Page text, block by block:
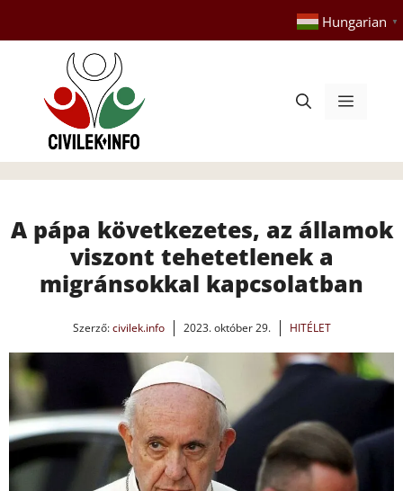
tartalomba
Hungarian ▼
Menü
A pápa következetes, az államok
viszont tehetetlenek a
migránsokkal kapcsolatban
Szerző:civilek.info 2023. október 29. HITÉLET